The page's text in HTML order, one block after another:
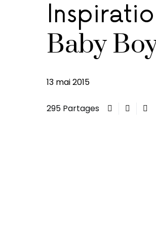
Baby
13 mai 2015
295 Partages